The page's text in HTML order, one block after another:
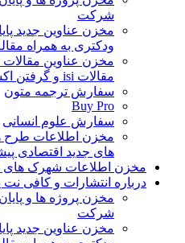
شرکت
مخزن عناوین جدید
ودکتری به همراه
مخزن عناوین
مقالات isi و گرفتن اکسپت
سفارش ترجمه متون
Buy Pro
سفارش علوم انسانی
مخزن اطلاعات طرح
های جدید اقتصادی
مخزن اطلاعات شهرک های
درباره انتشارات و کافی
مخزن پروژه ها و
شرکت
مخزن عناوین جدید